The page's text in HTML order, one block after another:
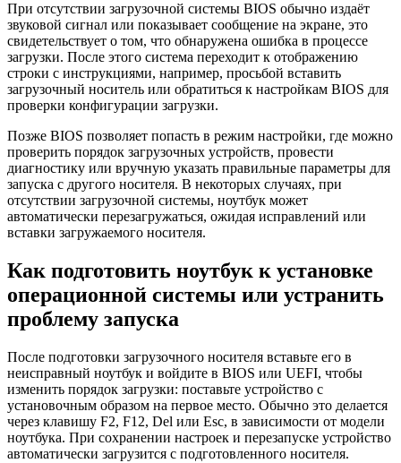
При отсутствии загрузочной системы BIOS обычно издаёт
звуковой сигнал или показывает сообщение на экране, это
свидетельствует о том, что обнаружена ошибка в процессе
загрузки. После этого система переходит к отображению
строки с инструкциями, например, просьбой вставить
загрузочный носитель или обратиться к настройкам BIOS для
проверки конфигурации загрузки.
Позже BIOS позволяет попасть в режим настройки, где можно
проверить порядок загрузочных устройств, провести
диагностику или вручную указать правильные параметры для
запуска с другого носителя. В некоторых случаях, при
отсутствии загрузочной системы, ноутбук может
автоматически перезагружаться, ожидая исправлений или
вставки загружаемого носителя.
Как подготовить ноутбук к установке
операционной системы или устранить
проблему запуска
После подготовки загрузочного носителя вставьте его в
неисправный ноутбук и войдите в BIOS или UEFI, чтобы
изменить порядок загрузки: поставьте устройство с
установочным образом на первое место. Обычно это делается
через клавишу F2, F12, Del или Esc, в зависимости от модели
ноутбука. При сохранении настроек и перезапуске устройство
автоматически загрузится с подготовленного носителя.